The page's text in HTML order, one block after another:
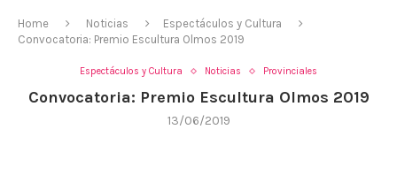
Home Noticias
Espectáculos y Cultura
Convocatoria: Premio Escultura Olmos 2019
Espectáculos y Cultura Noticias Provinciales
Convocatoria: Premio Escultura Olmos 2019
13/06/2019